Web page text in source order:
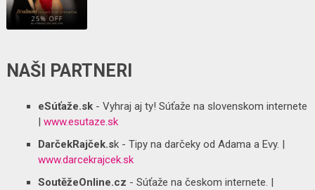
NAŠI PARTNERI
eSúťaže.sk - Vyhraj aj ty! Súťaže na slovenskom internete
|www.esutaze.sk
DarčekRajček.sk - Tipy na darčeky od Adama a Evy. |
www.darcekrajcek.sk
SoutěžeOnline.cz - Súťaže na českom internete. |